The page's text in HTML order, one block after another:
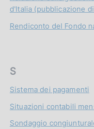
d'Italia (pubblicazione
Rendiconto del Fondo
S
Sistema dei pagamenti
Situazioni contabili
Sondaggio